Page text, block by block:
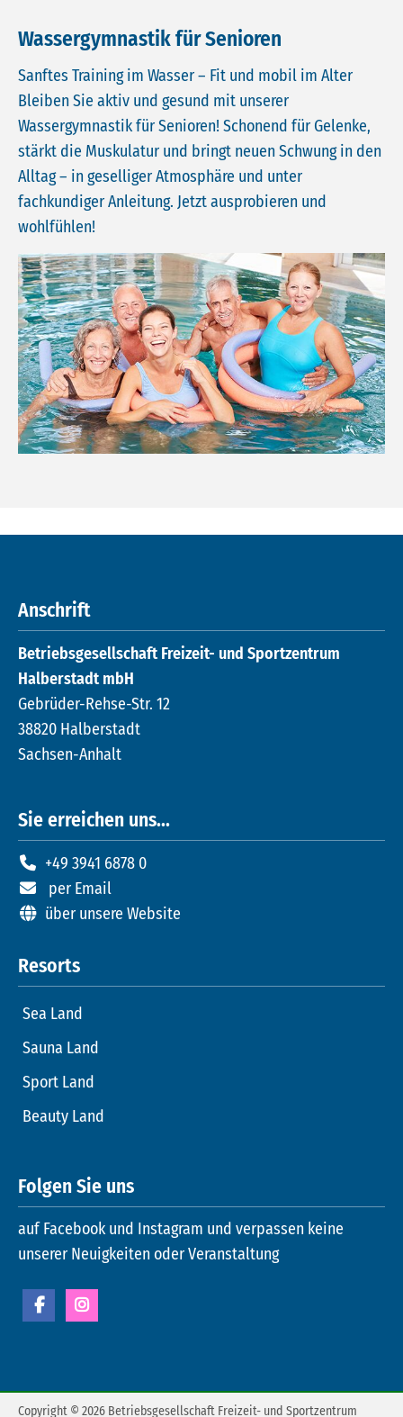
Wassergymnastik für Senioren
Sanftes Training im Wasser – Fit und mobil im Alter
Bleiben Sie aktiv und gesund mit unserer
Wassergymnastik für Senioren! Schonend für Gelenke,
stärkt die Muskulatur und bringt neuen Schwung in den
Alltag – in geselliger Atmosphäre und unter
fachkundiger Anleitung. Jetzt ausprobieren und
wohlfühlen!
Anschrift
Betriebsgesellschaft Freizeit- und Sportzentrum
Halberstadt mbH
Gebrüder-Rehse-Str. 12
38820 Halberstadt
Sachsen-Anhalt
Sie erreichen uns...
+49 3941 6878 0
per Email
über unsere Website
Resorts
Sea Land
Sauna Land
Sport Land
Beauty Land
Folgen Sie uns
auf Facebook und Instagram und verpassen keine
unserer Neuigkeiten oder Veranstaltung
Copyright © 2026 Betriebsgesellschaft Freizeit- und Sportzentrum